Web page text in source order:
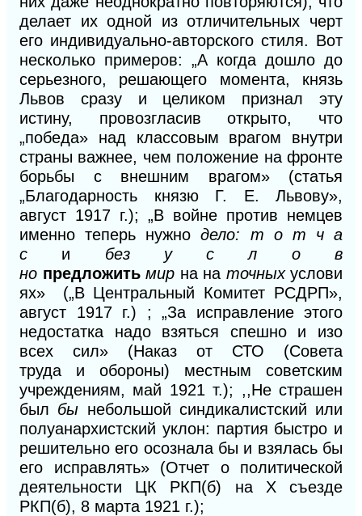
делает их одной из отличительных черт
его индивидуально-авторского стиля. Вот
несколько примеров: „А когда дошло до
серьезного, решающего момента, князь
Львов сразу и целиком признал эту
истину, провозгласив открыто, что
„победа» над классовым врагом внутри
страны важнее, чем положение на фронте
борьбы с внешним врагом» (статья
„Благодарность князю Г. Е. Львову»,
август 1917 г.); „В войне против немцев
именно теперь нужнодело: т о m ч а
с и без у с л о в
но предложить мир на на точных услови
ях» („В Центральный Комитет РСДРП»,
август 1917 г.) ; „За исправление этого
недостатка надо взяться спешно и изо
всех сил» (Наказ от СТО (Совета
труда и обороны) местным советским
учреждениям, май 1921 т.); ,,Не страшен
был бы небольшой синдикалистский или
полуанархистский уклон: партия быстро и
решительно его осознала бы и взялась бы
его исправлять» (Отчет о политической
деятельности ЦК РКП(б) на X съезде
РКП(б), 8 марта 1921 г.);